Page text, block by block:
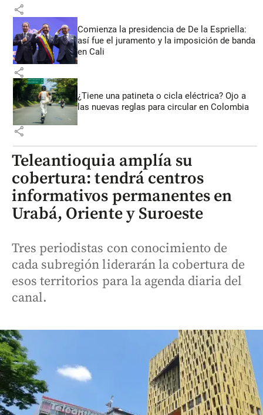
share
Comienza la presidencia de De la Espriella:
así fue el juramento y la imposición de banda
en Cali
share
¿Tiene una patineta o cicla eléctrica? Ojo a
las nuevas reglas para circular en Colombia
share
Teleantioquia amplía su
cobertura: tendrá centros
informativos permanentes en
Urabá, Oriente y Suroeste
Tres periodistas con conocimiento de
cada subregión liderarán la cobertura de
esos territorios para la agenda diaria del
canal.